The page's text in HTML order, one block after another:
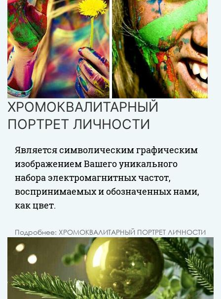
ХРОМОКВАЛИТАРНЫЙ
ПОРТРЕТ ЛИЧНОСТИ
Является символическим графическим
изображением Вашего уникального
набора электромагнитных частот,
воспринимаемых и обозначенных нами,
как цвет.
Подробнее: ХРОМОКВАЛИТАРНЫЙ ПОРТРЕТ ЛИЧНОСТИ